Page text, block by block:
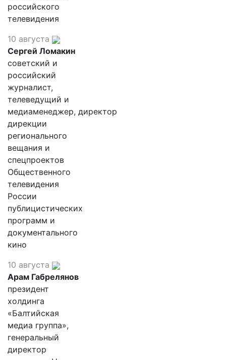
российского
телевидения
10 августа
Сергей Ломакин
советский и
российский
журналист,
телеведущий и
медиаменеджер, директор
дирекции
регионального
вещания и
спецпроектов
Общественного
телевидения
России
публицистических
программ и
документального
кино
10 августа
Арам Габрелянов
президент
холдинга
«Балтийская
медиа группа»,
генеральный
директор